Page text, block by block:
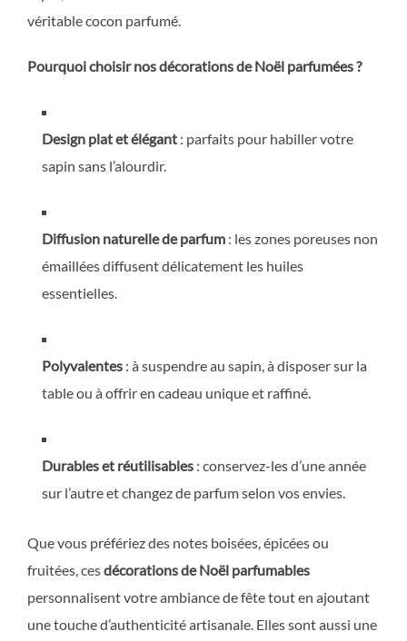
véritable cocon parfumé.
Pourquoi choisir nos décorations de Noël parfumées ?
Design plat et élégant : parfaits pour habiller votre
sapin sans l’alourdir.
Diffusion naturelle de parfum : les zones poreuses non
émaillées diffusent délicatement les huiles
essentielles.
Polyvalentes : à suspendre au sapin, à disposer sur la
table ou à offrir en cadeau unique et raffiné.
Durables et réutilisables : conservez-les d’une année
sur l’autre et changez de parfum selon vos envies.
Que vous préfériez des notes boisées, épicées ou
fruitées, cesdécorations de Noël parfumables
personnalisent votre ambiance de fête tout en ajoutant
une touche d’authenticité artisanale. Elles sont aussi une